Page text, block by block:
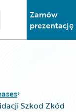
main menu
Zamów
prezentację
Szkod Zkód